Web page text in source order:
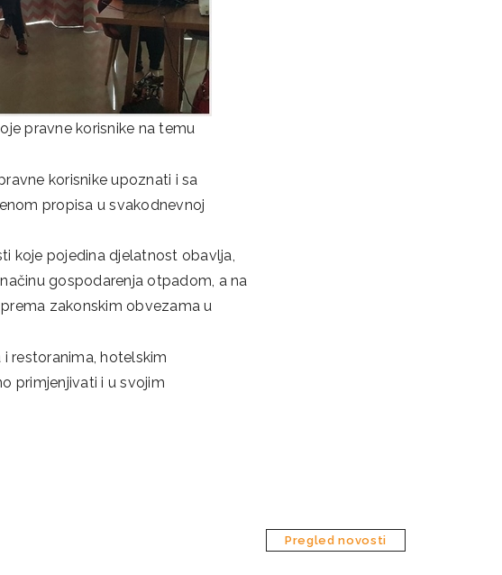
pravne korisnike na temu
korisnike upoznati i sa
propisa u svakodnevnoj
koje pojedina djelatnost obavlja,
gospodarenja otpadom, a na
zakonskim obvezama u
restoranima, hotelskim
primjenjivati i u svojim
Pregled novosti